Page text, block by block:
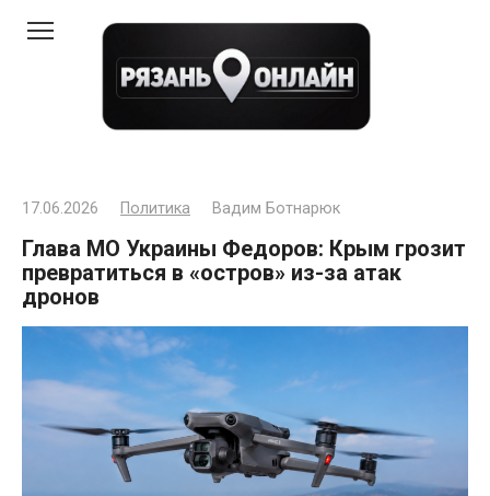
17.06.2026 Политика Вадим Ботнарюк
Глава МО Украины Федоров: Крым грозит
превратиться в «остров» из-за атак
дронов